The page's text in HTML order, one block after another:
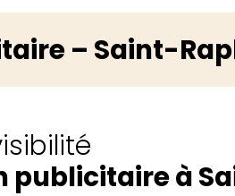
– Saint-
publicitaire à